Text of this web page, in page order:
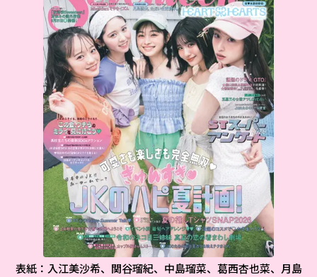
表紙：入江美沙希、関谷瑠紀、中島瑠菜、葛西杏也菜、月島